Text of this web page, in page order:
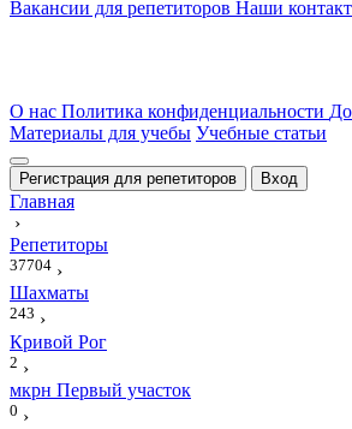
Вакансии для репетиторов Наши
О нас Политика конфиденциальности
Материалы для учебы Учебные статьи
Регистрация для репетиторов Вход
Главная
›
Репетиторы
37704 ›
Шахматы
243 ›
Кривой Рог
2 ›
мкрн Первый участок
0 ›